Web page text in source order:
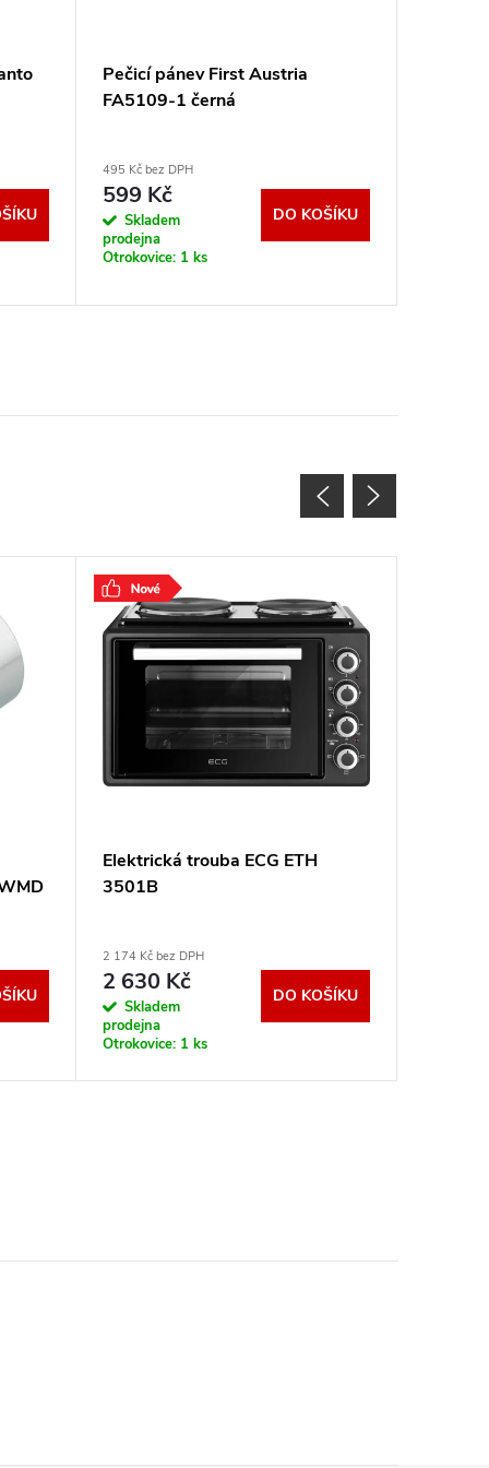
Pečicí pánev First Austria
FA5109-1 černá
495 Kč bez DPH
599 Kč
Skladem
prodejna
Otrokovice: 1 ks
DO KOŠÍKU
Elektrická trouba ECG ETH
3501B
2 174 Kč bez DPH
2 630 Kč
Skladem
prodejna
Otrokovice: 1 ks
DO KOŠÍKU